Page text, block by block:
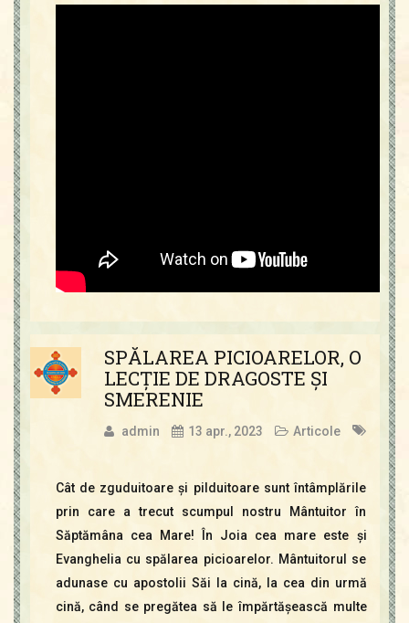
SPĂLAREA PICIOARELOR, O
LECŢIE DE DRAGOSTE ŞI
SMERENIE
admin 13 apr., 2023 Articole
Cât de zguduitoare şi pilduitoare sunt întâmplările
prin care a trecut scumpul nostru Mântuitor în
Săptămâna cea Mare! În Joia cea mare este şi
Evanghelia cu spălarea picioarelor. Mântuitorul se
adunase cu apostolii Săi la cină, la cea din urmă
cină, când se pregătea să le împărtăşească multe